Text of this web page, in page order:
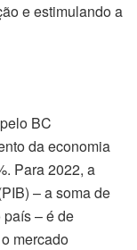
e estimulando a
BC
da economia
Para 2022, a
– a soma de
– é de
mercado